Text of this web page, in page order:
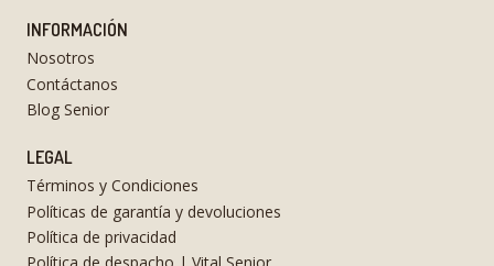
INFORMACIÓN
Nosotros
Contáctanos
Blog Senior
LEGAL
Términos y Condiciones
Políticas de garantía y devoluciones
Política de privacidad